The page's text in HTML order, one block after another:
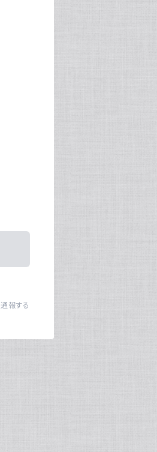
通報する